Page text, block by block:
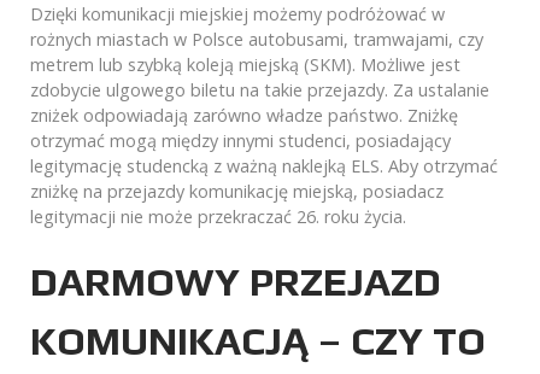
Dzięki komunikacji miejskiej możemy podróżować w
rożnych miastach w Polsce autobusami, tramwajami, czy
metrem lub szybką koleją miejską (SKM). Możliwe jest
zdobycie ulgowego biletu na takie przejazdy. Za ustalanie
zniżek odpowiadają zarówno władze państwo. Zniżkę
otrzymać mogą między innymi studenci, posiadający
legitymację studencką z ważną naklejką ELS. Aby otrzymać
zniżkę na przejazdy komunikację miejską, posiadacz
legitymacji nie może przekraczać 26. roku życia.
DARMOWY PRZEJAZD
KOMUNIKACJĄ – CZY TO